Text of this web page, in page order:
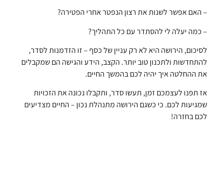
– האם אפשר לשנות את רצון הנפטר אחרי הפטירה?
– כמה יעלה לי להסתדר עם כל התהליך?
לסיכום, הירושה היא לא רק עניין של כסף – זו הזדמנות לסדר,
להתחדשות ולתכנון טוב יותר. הקצב, הידע והגישה הם שמקבלים
את ההחלטה איך יהיה לכם בהמשך החיים.
אז תפנו לעצמכם זמן, תעשו סדר, ותקבלו נכונה את הזכויות
שמגיעות לכם. כי כשגם הירושה מתנהלת נכון – החיים מצדיעים
לכם בחזרה!